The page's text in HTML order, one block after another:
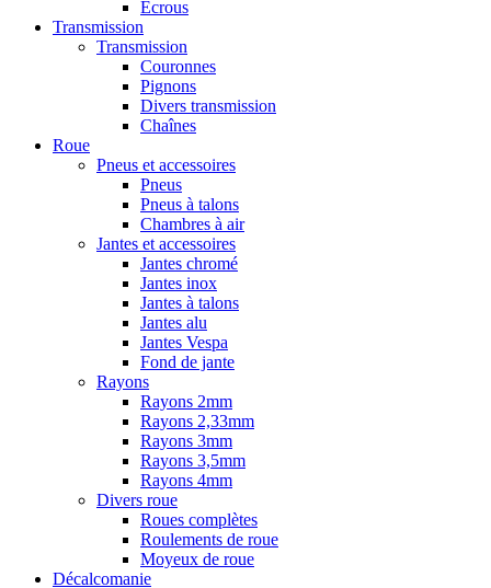
Ecrous
Transmission
Transmission
Couronnes
Pignons
Divers transmission
Chaînes
Roue
Pneus et accessoires
Pneus
Pneus à talons
Chambres à air
Jantes et accessoires
Jantes chromé
Jantes inox
Jantes à talons
Jantes alu
Jantes Vespa
Fond de jante
Rayons
Rayons 2mm
Rayons 2,33mm
Rayons 3mm
Rayons 3,5mm
Rayons 4mm
Divers roue
Roues complètes
Roulements de roue
Moyeux de roue
Décalcomanie